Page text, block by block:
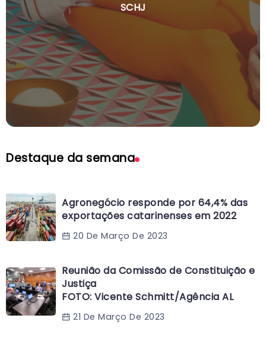
SCHJ
Destaque da semana
Agronegócio responde por 64,4% das
exportações catarinenses em 2022
20 De Março De 2023
Reunião da Comissão de Constituição e
Justiça
FOTO: Vicente Schmitt/Agência AL
21 De Março De 2023